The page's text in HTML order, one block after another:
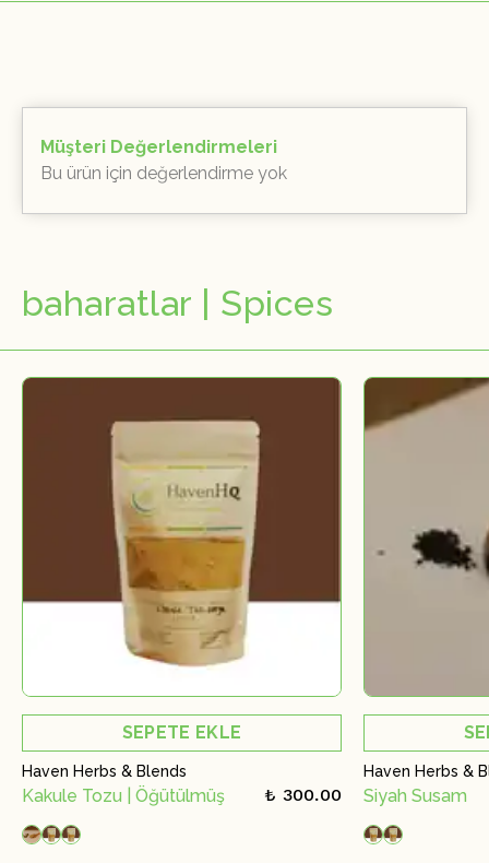
Müşteri Değerlendirmeleri
Bu ürün için değerlendirme yok
baharatlar | Spices
SEPETE EKLE
Haven Herbs & Blends
Kakule Tozu | Öğütülmüş ₺ 300.00
Haven Herbs &
Siyah Susam